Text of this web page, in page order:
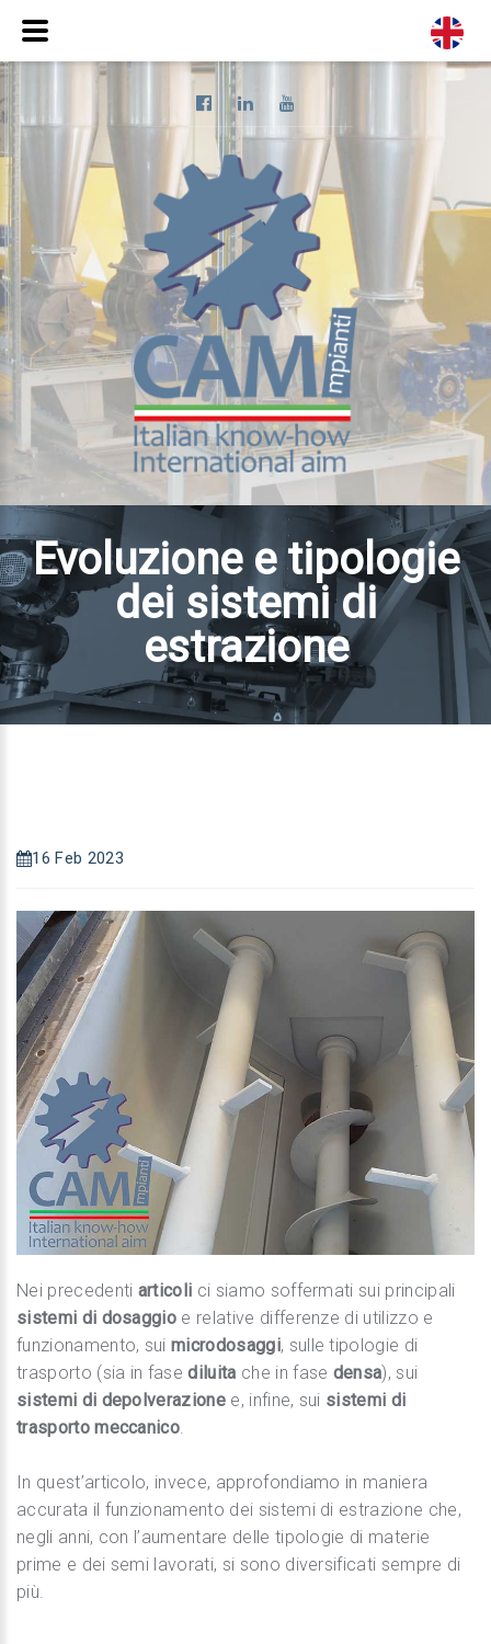
Evoluzione e tipologie
dei sistemi di
estrazione
16 Feb 2023
Nei precedenti articoli ci siamo soffermati sui principali
sistemi di dosaggio e relative differenze di utilizzo e
funzionamento, suimicrodosaggi, sulle tipologie di
trasporto (sia in fasediluita che in fase densa), sui
sistemi di depolverazione e, infine, sui sistemi di
trasporto meccanico
In quest’articolo, invece, approfondiamo in maniera
accurata il funzionamento dei sistemi di estrazione che,
negli anni, con l’aumentare delle tipologie di materie
prime e dei semi lavorati, si sono diversificati sempre di
più.